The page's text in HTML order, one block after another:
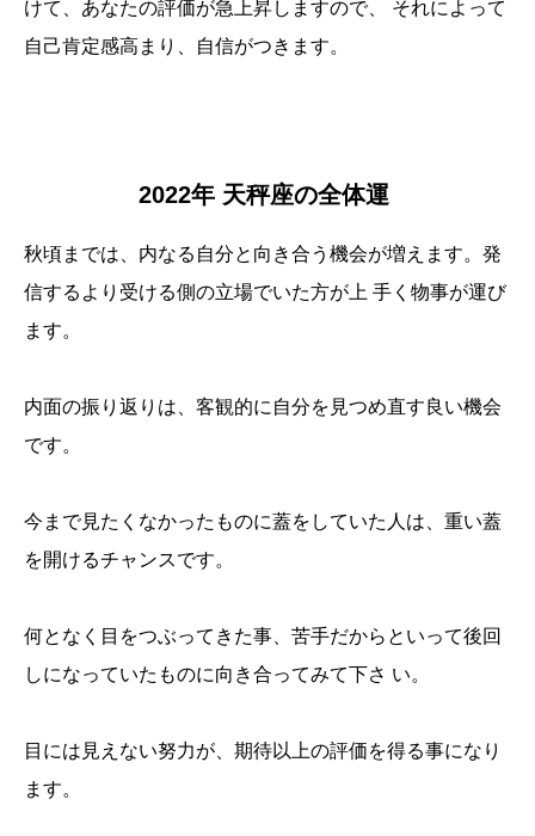
けて、あなたの評価が急上昇しますので、 それによって
自己肯定感高まり、自信がつきます。
2022年 天秤座の全体運
秋頃までは、内なる自分と向き合う機会が増えます。発
信するより受ける側の立場でいた方が上 手く物事が運び
ます。
内面の振り返りは、客観的に自分を見つめ直す良い機会
です。
今まで見たくなかったものに蓋をしていた人は、重い蓋
を開けるチャンスです。
何となく目をつぶってきた事、苦手だからといって後回
しになっていたものに向き合ってみて下さ い。
目には見えない努力が、期待以上の評価を得る事になり
ます。